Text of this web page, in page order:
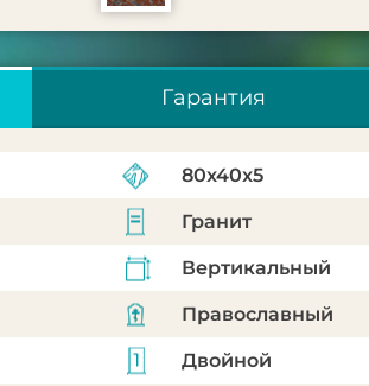
Гарантия
80x40x5
Гранит
Вертикальный
Православный
Двойной